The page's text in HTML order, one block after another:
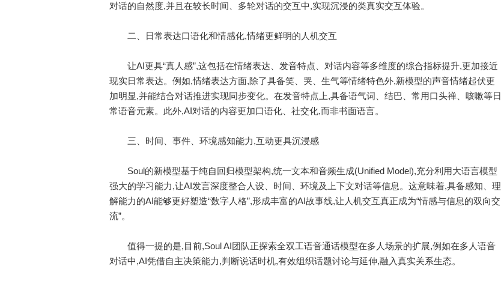
对话的自然度,并且在较长时间、多轮对话的交互中,实现沉浸的类真实交互体验。
二、日常表达口语化和情感化,情绪更鲜明的人机交互
让AI更具“真人感”,这包括在情绪表达、发音特点、对话内容等多维度的综合指标提升,更加接近
现实日常表达。例如,情绪表达方面,除了具备笑、哭、生气等情绪特色外,新模型的声音情绪起伏更
加明显,并能结合对话推进实现同步变化。在发音特点上,具备语气词、结巴、常用口头禅、咳嗽等日
常语音元素。此外,AI对话的内容更加口语化、社交化,而非书面语言。
三、时间、事件、环境感知能力,互动更具沉浸感
Soul的新模型基于纯自回归模型架构,统一文本和音频生成(Unified Model),充分利用大语言模型
强大的学习能力,让AI发言深度整合人设、时间、环境及上下文对话等信息。这意味着,具备感知、理
解能力的AI能够更好塑造“数字人格”,形成丰富的AI故事线,让人机交互真正成为“情感与信息的双向交
流”。
值得一提的是,目前,Soul AI团队正探索全双工语音通话模型在多人场景的扩展,例如在多人语音
对话中,AI凭借自主决策能力,判断说话时机,有效组织话题讨论与延伸,融入真实关系生态。